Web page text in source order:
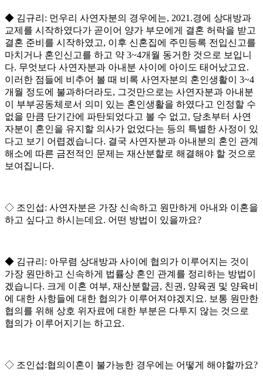
◆ 김규리 : 먼 우리 사연자분의 경우에는, 2021.경에 상대방과
교제를 시작하였다가 곧이어 양가 부모에게 결혼 허락을 받고
결혼 준비를 시작하였고, 이후 신혼집에 주민등록 전입신고를
마치거나 혼인신고를 하고 약 3~4개월 동거한 것으로 보입니
다. 무엇보다 사연자분과 아내분 사이에 아이도 태어났고요.
이러한 점들에 비추어 볼 때 비록 사연자분의 혼인생활이 3~4
개월 정도에 불과하더라도, 그것만으로는 사연자분과 아내분
이 부부공동체로서 의미 있는 혼인생활을 하였다고 인정할 수
없을 만큼 단기간에 파탄되었다고 볼 수 없고, 당초부터 사연
자분이 혼인을 유지할 의사가 없었다는 등의 특별한 사정이 있
다고 보기 어렵겠습니다. 결국 사연자분과 아내분의 혼인 관계
해소에 따른 금전적인 문제는 재산분할로 해결해야 할 것으로
보여집니다.
◇ 조인섭: 사연자분은 가장 신속하고 원만하게 아내와 이혼을
하고 싶다고 하시는데요. 어떤 방법이 있을까요?
◆ 김규리 : 아무렴 상대방과 사이에 협의가 이루어지는 것이
가장 원만하고 신속하게 법률상 혼인 관계를 정리하는 방법이
겠습니다. 크게 이혼 여부, 재산분할금, 친권 , 양육권 및 양육비
에 대한 사항들에 대한 협의가 이루어져야겠지요. 보통 원만한
협의를 위해 상호 위자료에 대한 부분은 다투지 않는 것으로
협의가 이루어지기는 하고요.
◇ 조인섭:협의이혼이 불가능한 경우에는 어떻게 해야할까요?